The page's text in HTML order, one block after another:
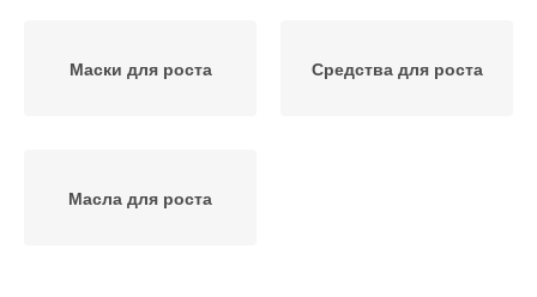
Маски для роста Средства для роста
Масла для роста